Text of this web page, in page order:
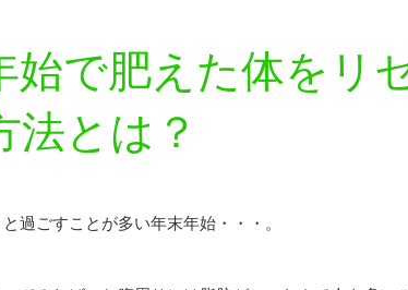
始で肥えた体をリ
法とは？
過ごすことが多い年末年始・・・。